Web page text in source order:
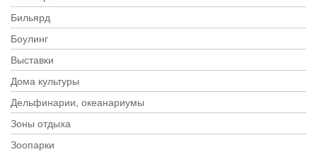
Бильярд
Боулинг
Выставки
Дома культуры
Дельфинарии, океанариумы
Зоны отдыха
Зоопарки